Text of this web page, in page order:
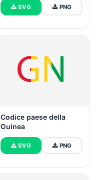
SVG PNG
Codice paese della
Guinea
SVG PNG